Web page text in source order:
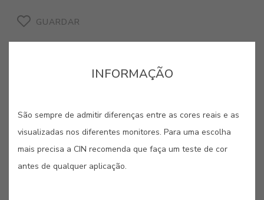
GUARDAR
OCRE ALHAMBRA #E523
Mais um tesouro da história em
território espanhol, Alhambra, ou "a
INFORMAÇÃO
São sempre de admitir diferenças entre as cores reais e as
visualizadas nos diferentes monitores. Para uma escolha
mais precisa a CIN recomenda que faça um teste de cor
antes de qualquer aplicação.